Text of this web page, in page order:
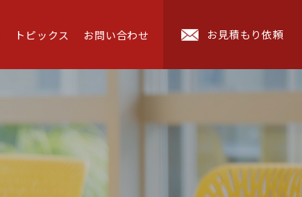
トピックス お問い合わせ お見積もり依頼